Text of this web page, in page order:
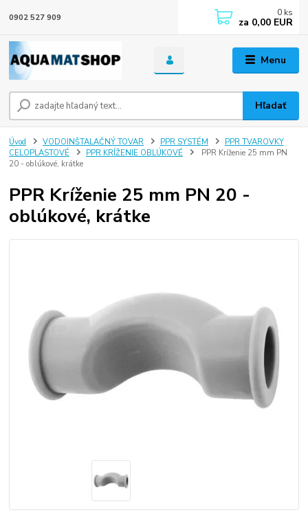
Menu
Hľadať
0902 527 909 0 ks
za 0,00 EUR
Úvod VODOINŠTALAČNÝ TOVAR PPR SYSTÉM
PPR TVAROVKY
CELOPLASTOVÉ
PPR KRÍŽENIE OBLÚKOVÉ
PPR Kríženie 25 mm PN
20 - oblúkové, krátke
PPR Kríženie 25 mm PN 20 -
oblúkové, krátke